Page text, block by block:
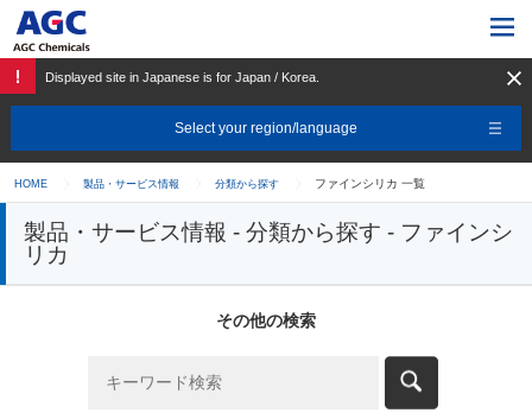
Displayed site in Japanese is for Japan / Korea.
Select your region/language
HOME 製品・サービス情報 分類から探す ファインシリカ 一覧
製品・サービス情報 - 分類から探す - ファインシ
リカ
その他の検索